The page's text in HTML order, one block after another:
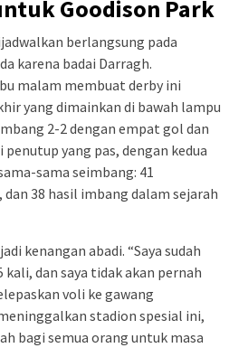
Goodison Park
berlangsung pada
karena badai Darragh.
malam membuat derby ini
yang dimainkan di bawah lampu
2-2 dengan empat gol dan
yang pas, dengan kedua
sama seimbang: 41
38 hasil imbang dalam sejarah
kenangan abadi. “Saya sudah
dan saya tidak akan pernah
voli ke gawang
stadion spesial ini,
bagi semua orang untuk masa